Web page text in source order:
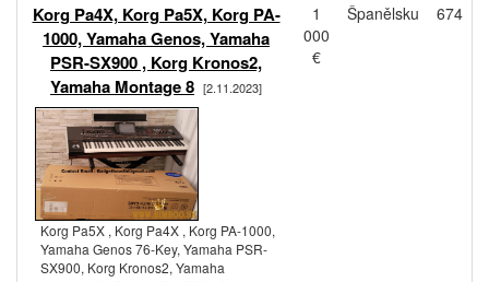
Korg Pa4X, Korg Pa5X, Korg PA-
1000, Yamaha Genos, Yamaha
PSR-SX900 , Korg Kronos2,
Yamaha Montage 8 [2.11.2023]
Korg Pa5X , Korg Pa4X , Korg PA-1000,
Yamaha Genos 76-Key, Yamaha PSR-
SX900, Korg Kronos2, Yamaha
1
000
€
Španělsku 674